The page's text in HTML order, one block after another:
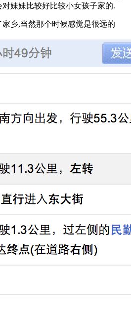
妹妹比较好比较小女孩子家的.
乡,当然那个时候感觉是很远的